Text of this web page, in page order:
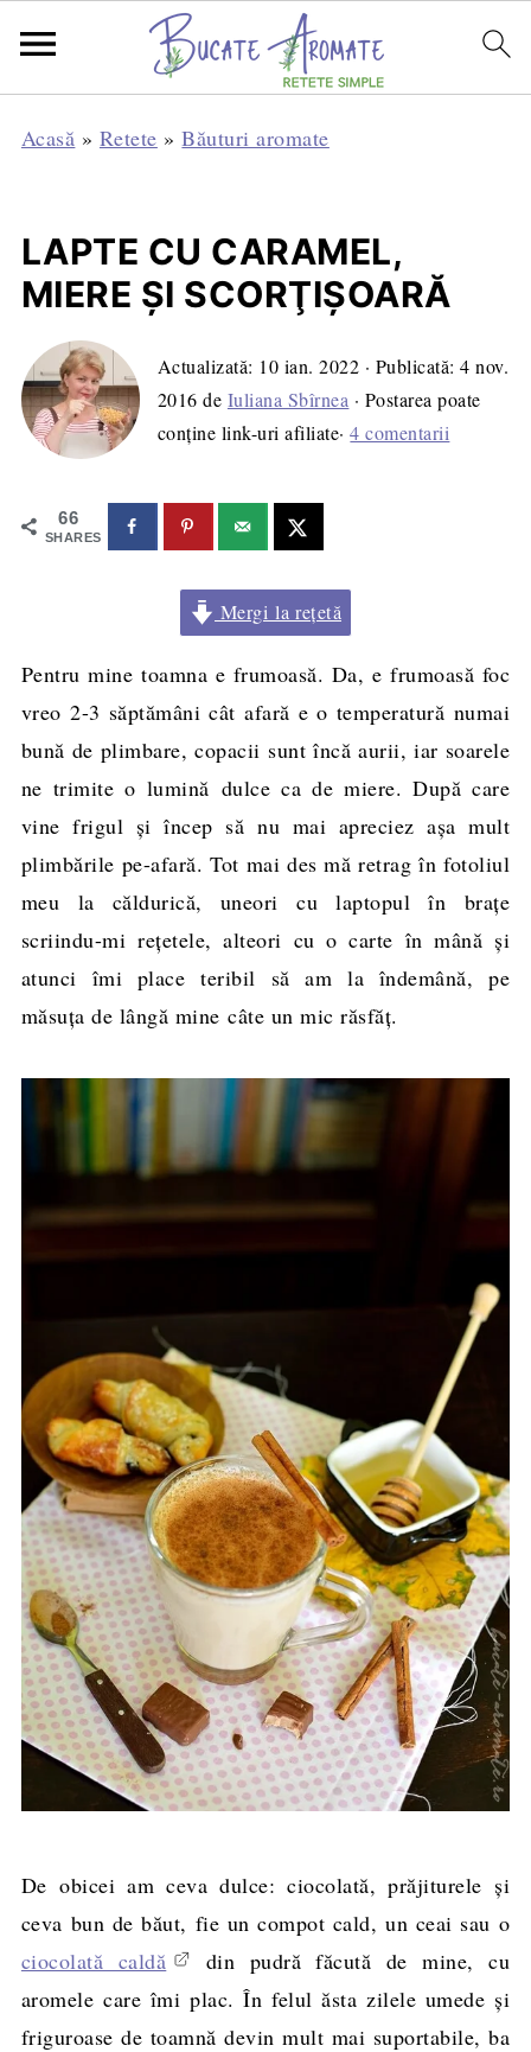
Acasă » Retete »Băuturi aromate
LAPTE CU CARAMEL,
MIERE ŞI SCORŢIŞOARĂ
Actualizată: 10 ian. 2022 · Publicată:4 nov.
2016 de Iuliana Sbîrnea · Postarea poate
conține link-uri afiliate·4 comentarii
66
SHARES
Mergi la rețetă
Pentru mine toamna e frumoasă. Da, e frumoasă foc
vreo 2-3 săptămâni cât afară e o temperatură numai
bună de plimbare, copacii sunt încă aurii, iar soarele
ne trimite o lumină dulce ca de miere. După care
vine frigul şi încep să nu mai apreciez aşa mult
plimbările pe-afară. Tot mai des mă retrag în fotoliul
meu la căldurică, uneori cu laptopul în braţe
scriindu-mi reţetele, alteori cu o carte în mână şi
atunci îmi place teribil să am la îndemână, pe
măsuţa de lângă mine câte un mic răsfăţ.
De obicei am ceva dulce: ciocolată, prăjiturele şi
ceva bun de băut, fie un compot cald, un ceai sau o
ciocolată caldă
din pudră făcută de mine, cu
aromele care îmi plac. În felul ăsta zilele umede şi
friguroase de toamnă devin mult mai suportabile, ba